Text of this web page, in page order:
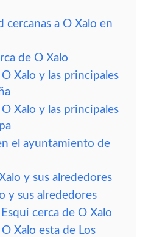
cercanas a O Xalo en
de O Xalo
Xalo y las principales
Xalo y las principales
el ayuntamiento de
y sus alrededores
y sus alrededores
cerca de O Xalo
Xalo esta de Los